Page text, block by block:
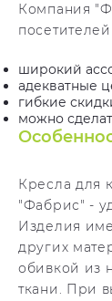
Компания
широкий
адекватные
гибкие
можно
Кресла для
"Фабрис" -
Изделия
других
обивкой из
ткани. При